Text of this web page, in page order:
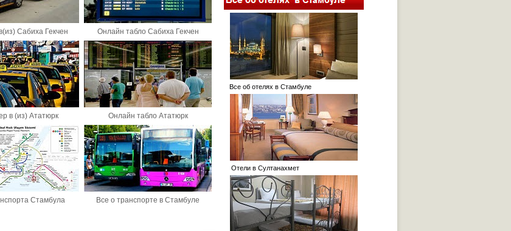
Сабиха Гекчен Онлайн табло Сабиха Гекчен
в (из) Ататюрк Онлайн табло Ататюрк
Стамбула
Все о транспорте в Стамбуле
Все об отелях в Стамбуле
Отели в Султанахмет